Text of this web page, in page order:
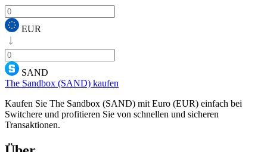
EUR
SAND
The Sandbox (SAND) kaufen
Kaufen Sie The Sandbox (SAND) mit Euro (EUR) einfach bei
Switchere und profitieren Sie von schnellen und sicheren
Transaktionen.